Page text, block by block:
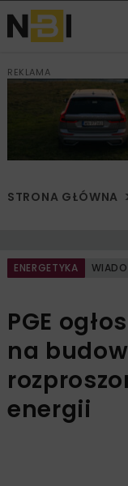
REKLAMA
STRONA GŁÓWNA
ENERGETYKA
PGE
na
energii